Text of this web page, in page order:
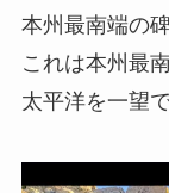
本州最南端の
これは本州最
太平洋を一望